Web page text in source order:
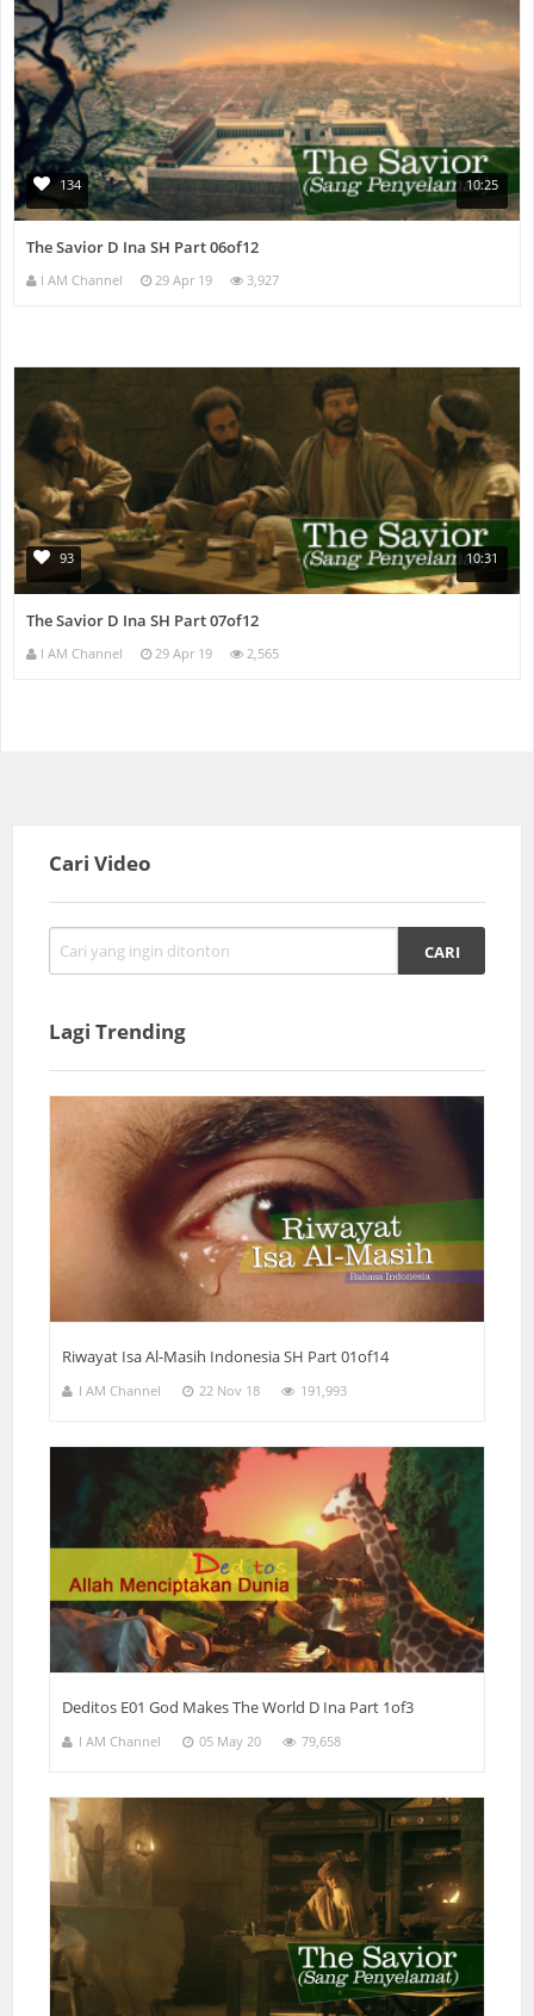
134 10:25
The Savior D Ina SH Part 06of12
I AM Channel 29 Apr 19 3,927
93 10:31
The Savior D Ina SH Part 07of12
I AM Channel 29 Apr 19 2,565
Cari Video
Lagi Trending
Riwayat Isa Al-Masih Indonesia SH Part 01of14
I AM Channel 22 Nov 18 191,993
Deditos E01 God Makes The World D Ina Part 1of3
I AM Channel 05 May 20 79,658